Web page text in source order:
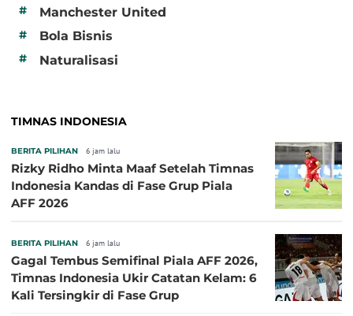
# Manchester United
# Bola Bisnis
# Naturalisasi
TIMNAS INDONESIA
BERITA PILIHAN 6 jam lalu
Rizky Ridho Minta Maaf Setelah Timnas
Indonesia Kandas di Fase Grup Piala
AFF 2026
BERITA PILIHAN 6 jam lalu
Gagal Tembus Semifinal Piala AFF 2026,
Timnas Indonesia Ukir Catatan Kelam: 6
Kali Tersingkir di Fase Grup